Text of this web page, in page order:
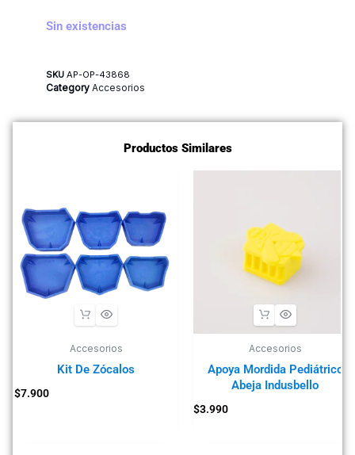
Sin existencias
SKU AP-OP-43868
Category Accesorios
Productos Similares
Accesorios
Kit De Zócalos
$7.900
Accesorios
Apoya Mordida Pediátrico
Abeja Indusbello
$3.990